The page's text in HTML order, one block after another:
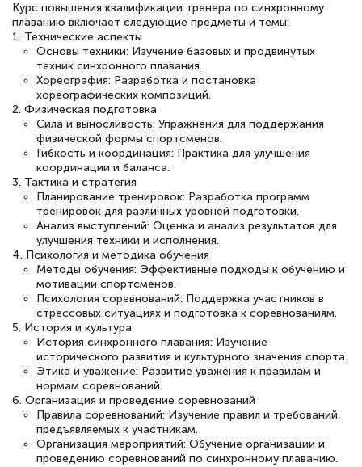
оперативно связались со мной
специалисты, ответили на все
интересующие вопросы и в течении
двух…
Светлана К
Знаток города 7 уровня
10 марта 2026
Оставила заявку на обучение онлайн, мне
быстро ответили, разъяснили все детали.
Обучение понравилось: огромное
количество тематической литературы,
пособий и учебников доступно на время
прохождения курса, удобная система
аттестации, проблем не возникло ни на
каком этапе…
Курс повышения квалификации тренера по синхронному
плаванию включает следующие предметы и темы:
1. Технические аспекты
Основы техники: Изучение базовых и продвинутых
техник синхронного плавания.
Хореография: Разработка и постановка
хореографических композиций.
2. Физическая подготовка
Сила и выносливость: Упражнения для поддержания
физической формы спортсменов.
Гибкость и координация: Практика для улучшения
координации и баланса.
3. Тактика и стратегия
Планирование тренировок: Разработка программ
тренировок для различных уровней подготовки.
Анализ выступлений: Оценка и анализ результатов для
улучшения техники и исполнения.
4. Психология и методика обучения
Методы обучения: Эффективные подходы к обучению и
мотивации спортсменов.
Психология соревнований: Поддержка участников в
стрессовых ситуациях и подготовка к соревнованиям.
5. История и культура
История синхронного плавания: Изучение
исторического развития и культурного значения спорта.
Этика и уважение: Развитие уважения к правилам и
нормам соревнований.
6. Организация и проведение соревнований
Правила соревнований: Изучение правил и требований,
предъявляемых к участникам.
Организация мероприятий: Обучение организации и
проведению соревнований по синхронному плаванию.